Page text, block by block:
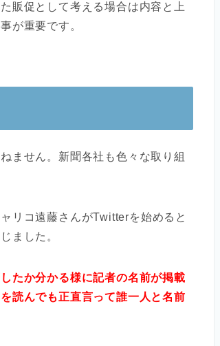
販促として考える場合は内容と上
が重要です。
ません。新聞各社も色々な取り組
リコ遠藤さんがTwitterを始めると
ました。
たか分かる様に記者の名前が掲載
読んでも正直言って誰一人と名前